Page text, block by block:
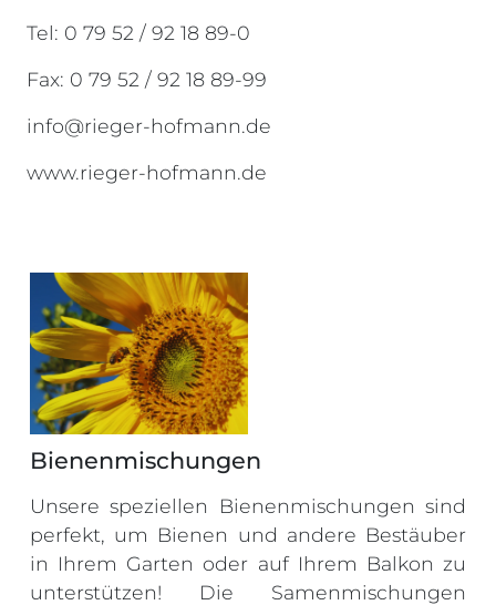
Tel: 0 79 52 / 92 18 89-0
Fax: 0 79 52 / 92 18 89-99
info@rieger-hofmann.de
www.rieger-hofmann.de
Bienenmischungen
Unsere speziellen Bienenmischungen sind
perfekt, um Bienen und andere Bestäuber
in Ihrem Garten oder auf Ihrem Balkon zu
unterstützen! Die Samenmischungen